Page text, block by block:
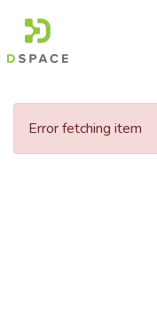
Communities
Error fetching item